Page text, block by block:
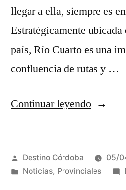
llegar a ella, siempre es
Estratégicamente
país, Río Cuarto es una
confluencia de rutas y …
Continuar leyendo“Río
imperio
Publicado
por
Destino Córdoba
05/
Publicada
Noticias, Provinciales